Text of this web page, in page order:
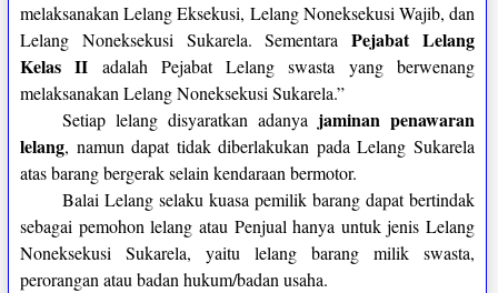
melaksanakan Lelang Eksekusi, Lelang Noneksekusi Wajib, dan
Lelang Noneksekusi Sukarela. SementaraPejabat Lelang
Kelas II adalah Pejabat Lelang swasta yang berwenang
melaksanakan Lelang Noneksekusi Sukarela.”
Setiap lelang disyaratkan adanya jaminan penawaran
lelang, namun dapat tidak diberlakukan pada Lelang Sukarela
atas barang bergerak selain kendaraan bermotor.
Balai Lelang selaku kuasa pemilik barang dapat bertindak
sebagai pemohon lelang atau Penjual hanya untuk jenis Lelang
Noneksekusi Sukarela, yaitu lelang barang milik swasta,
perorangan atau badan hukum/badan usaha.